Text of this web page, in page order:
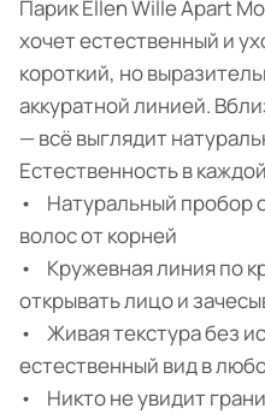
Парик Ellen Wille Apart
хочет естественный и
короткий, но
аккуратной линией.
— всё выглядит
Естественность в
• Натуральный пробор
волос от корней
• Кружевная линия по
открывать лицо и
• Живая текстура без
естественный вид в
• Никто не увидит